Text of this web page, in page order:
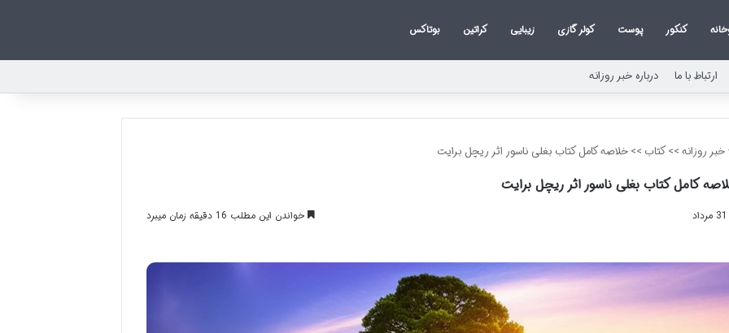
کنکور پوست کولر گازی زیبایی کراتین بوتاکس
ارتباط با ما درباره خبر روزانه
خبر روزانه>> کتاب >> خلاصه کامل کتاب بغلی ناسور اثر ریچل برایت
کامل کتاب بغلی ناسور اثر ریچل برایت
31 مرداد خواندن این مطلب 16 دقیقه زمان میبرد